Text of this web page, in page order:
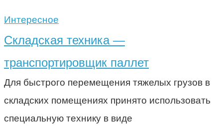
Интересное
Складская техника —
транспортировщик паллет
Для быстрого перемещения тяжелых грузов в
складских помещениях принято использовать
специальную технику в виде